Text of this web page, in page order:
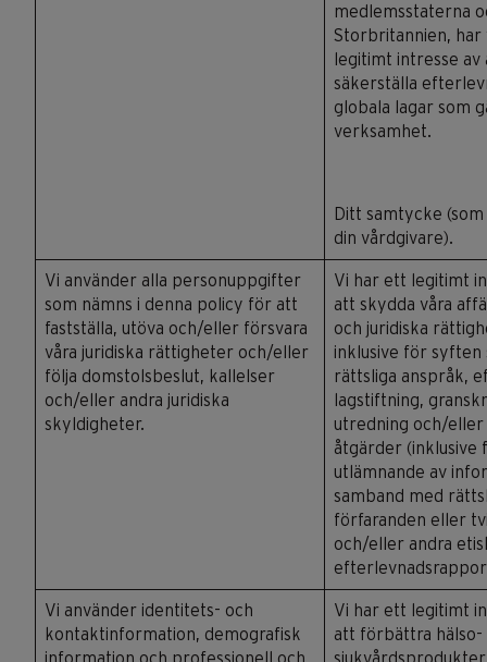
medlemsstaterna
Storbritannien, har
legitimt intresse av
säkerställa
globala lagar som
verksamhet.
Ditt samtycke
din vårdgivare).
Vi använder alla personuppgifter
som nämns i denna policy för att
fastställa, utöva och/eller försvara
våra juridiska rättigheter och/eller
följa domstolsbeslut, kallelser
och/eller andra juridiska
skyldigheter.
Vi har ett legitimt
att skydda våra
och juridiska
inklusive för syften
rättsliga anspråk,
lagstiftning,
utredning och/eller
åtgärder (inklusive
utlämnande av
samband med
förfaranden eller
och/eller andra
Vi använder identitets- och
kontaktinformation, demografisk
Vi har ett legitimt
att förbättra hälso-